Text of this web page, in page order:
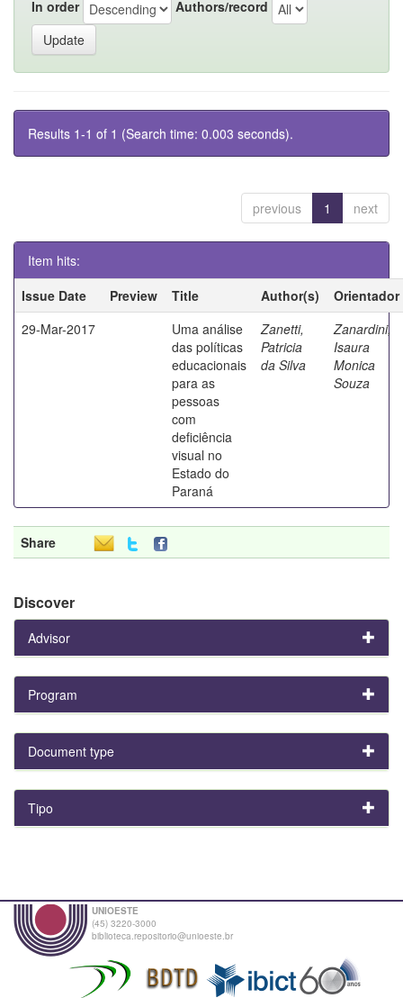
In order Authors/record
Results 1-1 of 1 (Search time: 0.003 seconds).
previous 1 next
Item hits:
Issue Date
Preview Title Author(s)
Orientador
29-Mar-2017
Uma análise
das políticas
educacionais
para as
pessoas
com
deficiência
visual no
Estado do
Paraná
Zanetti,
Patricia
da Silva
Zanardini,
Isaura
Monica
Souza
Share
Discover
Advisor
Program
Document type
Tipo
UNIOESTE
(45) 3220-3000
biblioteca.repositorio@unioeste.br